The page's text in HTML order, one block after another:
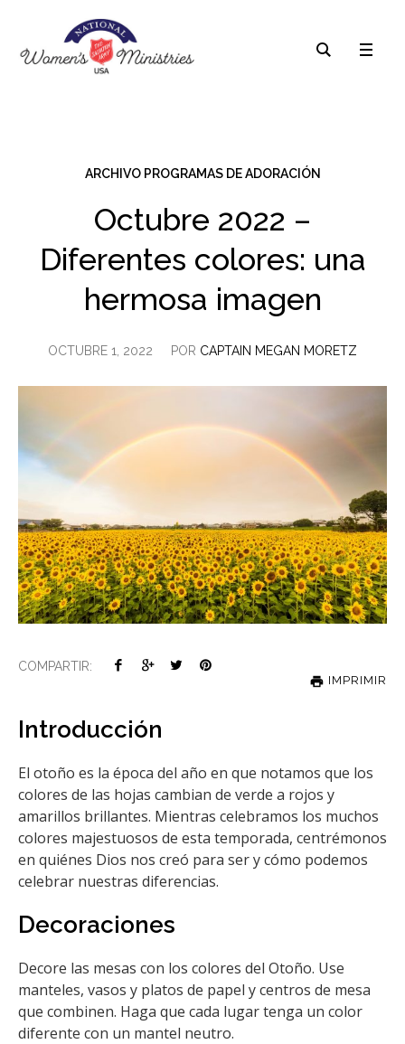
ARCHIVO PROGRAMAS DE ADORACIÓN
Octubre 2022 –
Diferentes colores: una
hermosa imagen
OCTUBRE 1, 2022 POR CAPTAIN MEGAN MORETZ
COMPARTIR:
IMPRIMIR
Introducción
­El otoño es la época del año en que notamos que los
colores de las hojas cambian de verde a rojos y
amarillos brillantes. Mientras celebramos los muchos
colores majestuosos de esta temporada, centrémonos
en quiénes Dios nos creó para ser y cómo podemos
celebrar nuestras diferencias.
Decoraciones
Decore las mesas con los colores del Otoño. Use
manteles, vasos y platos de papel y centros de mesa
que combinen. Haga que cada lugar tenga un color
diferente con un mantel neutro.